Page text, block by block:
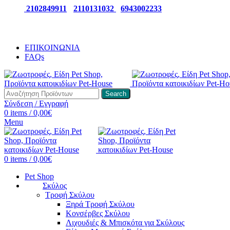
2102849911 2110131032 6943002233
ΕΠΙΚΟΙΝΩΝΙΑ
FAQs
Search
Σύνδεση / Εγγραφή
0 items / 0,00€
Menu
0 items / 0,00€
Pet Shop
Σκύλος
Τροφή Σκύλου
Ξηρά Τροφή Σκύλου
Κονσέρβες Σκύλου
Λιχουδιές & Μπισκότα για Σκύλους